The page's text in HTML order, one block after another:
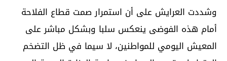
وشددت العرايش على أن استمرار صمت قطاع الفلاحة
أمام هذه الفوضى ينعكس سلبا وبشكل مباشر على
المعيش اليومي للمواطنين، لا سيما في ظل التضخم